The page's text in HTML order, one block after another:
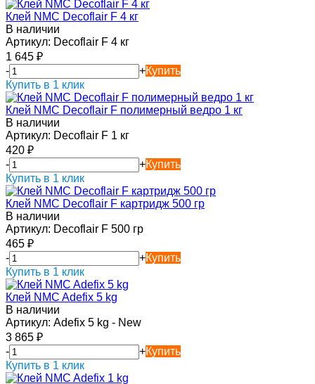
Клей NMC Decoflair F 4 кг
В наличии
Артикул: Decoflair F 4 кг
1 645 ₽
-
+Купить
Купить в 1 клик
Клей NMC Decoflair F полимерный ведро 1 кг
В наличии
Артикул: Decoflair F 1 кг
420 ₽
-
+Купить
Купить в 1 клик
Клей NMC Decoflair F картридж 500 гр
В наличии
Артикул: Decoflair F 500 гр
465 ₽
-
+Купить
Купить в 1 клик
Клей NMC Adefix 5 kg
В наличии
Артикул: Adefix 5 kg - New
3 865 ₽
-
+Купить
Купить в 1 клик